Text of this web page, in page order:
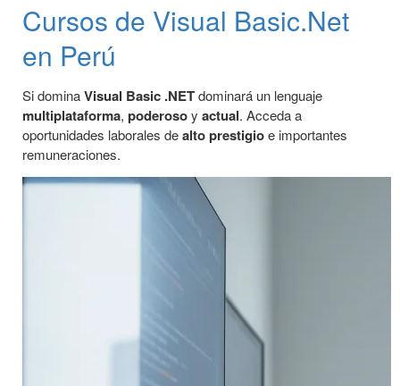
Cursos de Visual Basic.Net
en Perú
Si dominaVisual Basic .NETdominará un lenguaje
multiplataforma, poderosoy actual. Acceda a
oportunidades laborales dealto prestigioe importantes
remuneraciones.